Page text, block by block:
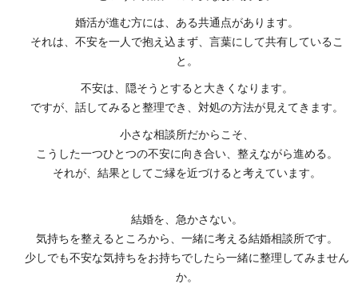
婚活が進む方には、ある共通点があります。
それは、不安を一人で抱え込まず、言葉にして共有しているこ
と。
不安は、隠そうとすると大きくなります。
ですが、話してみると整理でき、対処の方法が見えてきます。
小さな相談所だからこそ、
こうした一つひとつの不安に向き合い、整えながら進める。
それが、結果としてご縁を近づけると考えています。
結婚を、急かさない。
気持ちを整えるところから、一緒に考える結婚相談所です。
少しでも不安な気持ちをお持ちでしたら一緒に整理してみません
か。